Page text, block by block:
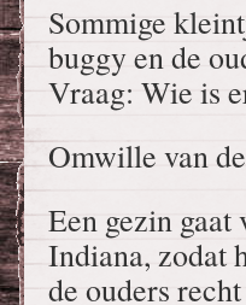
Sommige
buggy en de
Vraag: Wie is
Omwille van
Een gezin gaat
Indiana, zodat
de ouders